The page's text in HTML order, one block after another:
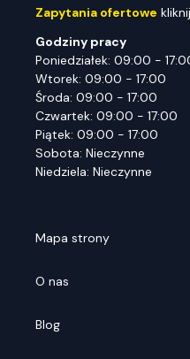
Zapytania ofertowe
Godziny pracy
Poniedziałek: 09:00 -
Wtorek: 09:00 - 17:00
Środa: 09:00 - 17:00
Czwartek: 09:00 - 17:00
Piątek: 09:00 - 17:00
Sobota: Nieczynne
Niedziela: Nieczynne
Mapa strony
O nas
Blog